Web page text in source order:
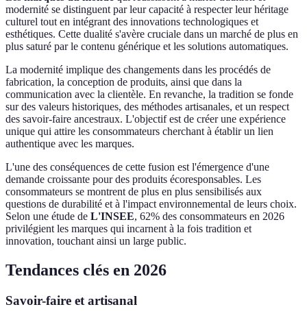
modernité se distinguent par leur capacité à respecter leur héritage
culturel tout en intégrant des innovations technologiques et
esthétiques. Cette dualité s'avère cruciale dans un marché de plus en
plus saturé par le contenu générique et les solutions automatiques.
La modernité implique des changements dans les procédés de
fabrication, la conception de produits, ainsi que dans la
communication avec la clientèle. En revanche, la tradition se fonde
sur des valeurs historiques, des méthodes artisanales, et un respect
des savoir-faire ancestraux. L'objectif est de créer une expérience
unique qui attire les consommateurs cherchant à établir un lien
authentique avec les marques.
L'une des conséquences de cette fusion est l'émergence d'une
demande croissante pour des produits écoresponsables. Les
consommateurs se montrent de plus en plus sensibilisés aux
questions de durabilité et à l'impact environnemental de leurs choix.
Selon une étude de L'INSEE, 62% des consommateurs en 2026
privilégient les marques qui incarnent à la fois tradition et
innovation, touchant ainsi un large public.
Tendances clés en 2026
Savoir-faire et artisanal